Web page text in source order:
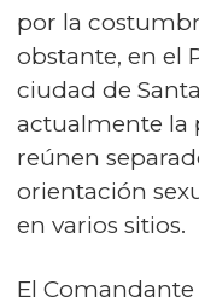
por la
obstante, en el
ciudad de
actualmente la
reúnen
orientación
en varios sitios.
El